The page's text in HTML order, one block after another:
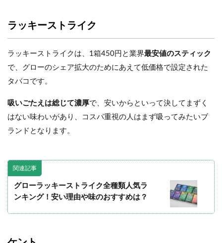
ラッキーストライク
ラッキーストライクは、1箱450円と業界最安値のスティック
で、グローのシェア拡大のためにあえて低価格で設定された
タバコです。
吸いごたえは総じて濃厚で、安いからといって決してまずく
はない味わいがあり、コスパ重視の人はまず吸ってみたいブ
ランドとなります。
関連記事
グローラッキーストライク全種類人気ラ
ンキング！安い理由や味のおすすめは？